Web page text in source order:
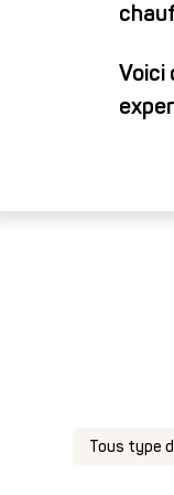
Voici
Tous type